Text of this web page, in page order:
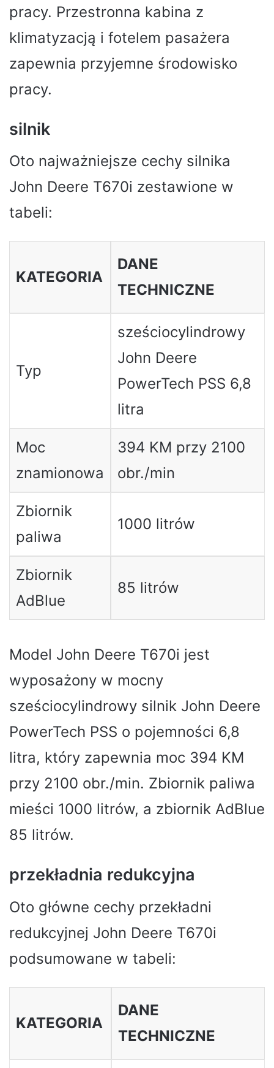
pracy. Przestronna kabina z
klimatyzacją i fotelem pasażera
zapewnia przyjemne środowisko
pracy.
silnik
Oto najważniejsze cechy silnika
John Deere T670i zestawione w
tabeli:
KATEGORIA
DANE
TECHNICZNE
Typ
sześciocylindrowy
John Deere
PowerTech PSS 6,8
litra
Moc
znamionowa
394 KM przy 2100
obr./min
Zbiornik
paliwa
1000 litrów
Zbiornik
AdBlue
85 litrów
Model John Deere T670i jest
wyposażony w mocny
sześciocylindrowy silnik John Deere
PowerTech PSS o pojemności 6,8
litra, który zapewnia moc 394 KM
przy 2100 obr./min. Zbiornik paliwa
mieści 1000 litrów, a zbiornik AdBlue
85 litrów.
przekładnia redukcyjna
Oto główne cechy przekładni
redukcyjnej John Deere T670i
podsumowane w tabeli:
KATEGORIA
DANE
TECHNICZNE